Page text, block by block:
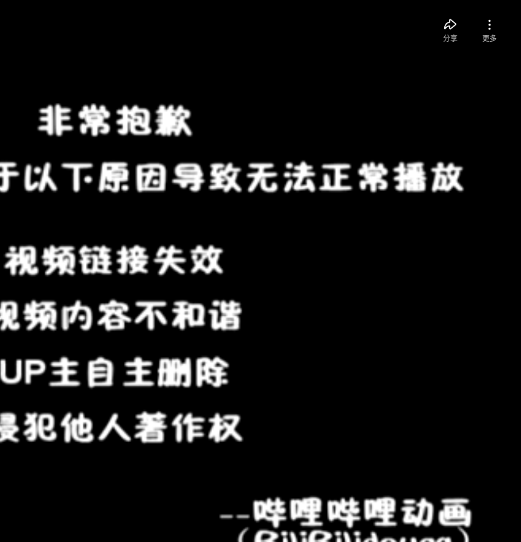
分享 更多